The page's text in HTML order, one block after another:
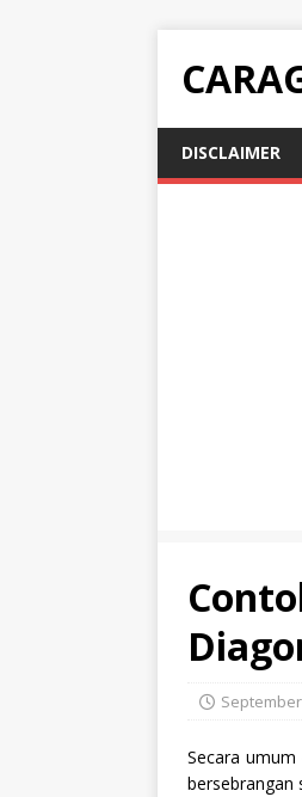
DISCLAIMER
Secara
bersebrangan